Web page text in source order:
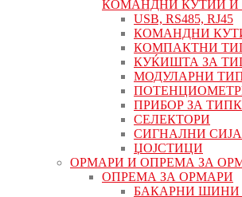
КОМАНДНИ КУТИИ И
USB, RS485, RJ45
КОМАНДНИ
КОМПАКТНИ
КУЌИШТА ЗА
МОДУЛАРНИ
ПРИБОР ЗА
СЕЛЕКТОРИ
СИГНАЛНИ
ЏОЈСТИЦИ
ОРМАРИ И ОПРЕМА ЗА
ОПРЕМА ЗА ОРМАРИ
БАКАРНИ ШИНИ